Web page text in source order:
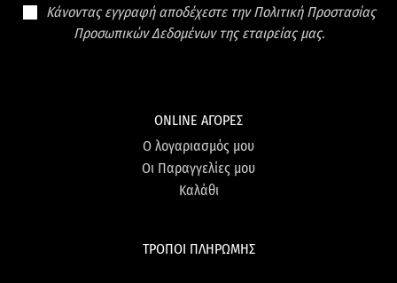
Κάνοντας εγγραφή αποδέχεστε την Πολιτική Προστασίας
Προσωπικών Δεδομένων της εταιρείας μας.
ONLINE ΑΓΟΡΕΣ
Ο λογαριασμός μου
Οι Παραγγελίες μου
Καλάθι
ΤΡΟΠΟΙ ΠΛΗΡΩΜΗΣ